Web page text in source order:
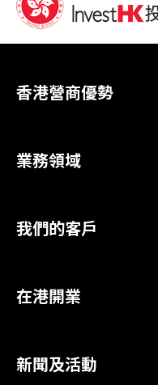
香港營商優勢
業務領域
我們的客戶
在港開業
新聞及活動